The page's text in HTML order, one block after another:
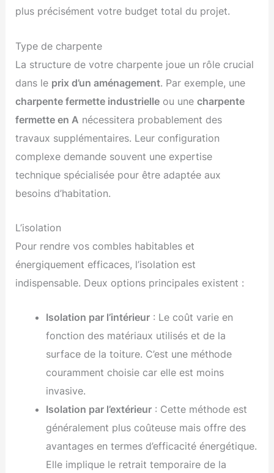
plus précisément votre budget total du projet.
Type de charpente
La structure de votre charpente joue un rôle crucial
dans le prix d’un aménagement. Par exemple, une
charpente fermette industrielle ou unecharpente
fermette en A nécessitera probablement des
travaux supplémentaires. Leur configuration
complexe demande souvent une expertise
technique spécialisée pour être adaptée aux
besoins d’habitation.
L’isolation
Pour rendre vos combles habitables et
énergiquement efficaces, l’isolation est
indispensable. Deux options principales existent :
Isolation par l’intérieur: Le coût varie en
fonction des matériaux utilisés et de la
surface de la toiture. C’est une méthode
couramment choisie car elle est moins
invasive.
Isolation par l’extérieur: Cette méthode est
généralement plus coûteuse mais offre des
avantages en termes d’efficacité énergétique.
Elle implique le retrait temporaire de la